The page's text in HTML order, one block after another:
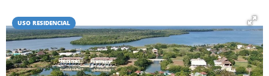
USO RESIDENCIAL